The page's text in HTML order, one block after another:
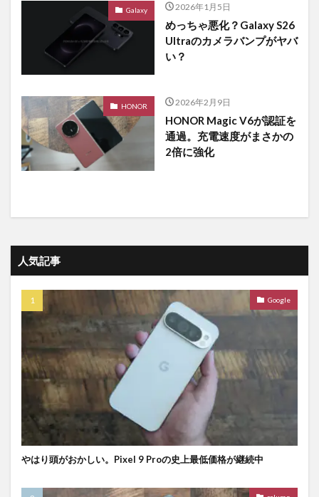
Galaxy 2026年1月5日
めっちゃ悪化？Galaxy S26
Ultraのカメラバンプがヤバ
い？
HONOR 2026年2月9日
HONOR Magic V6が認証を
通過。充電速度がまさかの
2倍に強化
人気記事
Google
やはり頭がおかしい。Pixel 9 Proの史上最低価格が継続中